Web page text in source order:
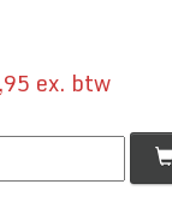
ex. btw